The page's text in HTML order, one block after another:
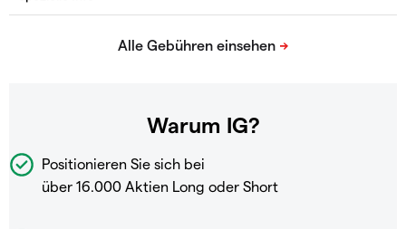
Warum IG?
Positionieren Sie sich bei
über 16.000 Aktien Long oder Short